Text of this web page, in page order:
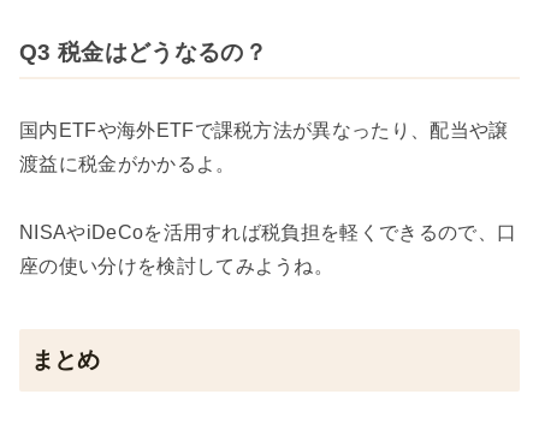
Q3 税金はどうなるの？
国内ETFや海外ETFで課税方法が異なったり、配当や譲
渡益に税金がかかるよ。
NISAやiDeCoを活用すれば税負担を軽くできるので、口
座の使い分けを検討してみようね。
まとめ